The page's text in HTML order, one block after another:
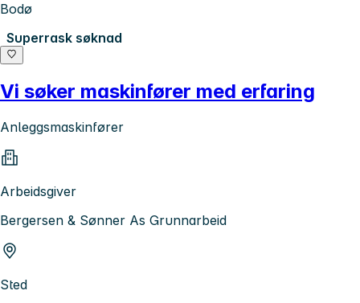
Bodø
Superrask søknad
Vi søker maskinfører med erfaring
Anleggsmaskinfører
Arbeidsgiver
Bergersen & Sønner As Grunnarbeid
Sted